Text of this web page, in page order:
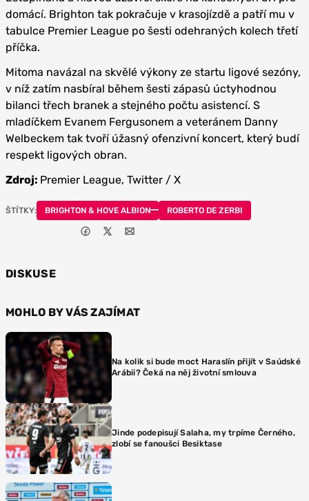
domácí. Brighton tak pokračuje v krasojízdě a patří mu v
tabulce Premier League po šesti odehraných kolech třetí
příčka.
Mitoma navázal na skvělé výkony ze startu ligové sezóny,
v níž zatím nasbíral během šesti zápasů úctyhodnou
bilanci třech branek a stejného počtu asistencí. S
mladíčkem Evanem Fergusonem a veteránem Danny
Welbeckem tak tvoří úžasný ofenzivní koncert, který budí
respekt ligových obran.
Zdroj: Premier League, Twitter / X
ŠTÍTKY: BRIGHTON & HOVE ALBION ROBERTO DE ZERBI
DISKUSE
MOHLO BY VÁS ZAJÍMAT
Na kolik si bude moct Haraslín přijít v Saúdské
Arábii? Čeká na něj životní smlouva
Jinde podepisují Salaha, my trpíme Černého,
zlobí se fanoušci Besiktase